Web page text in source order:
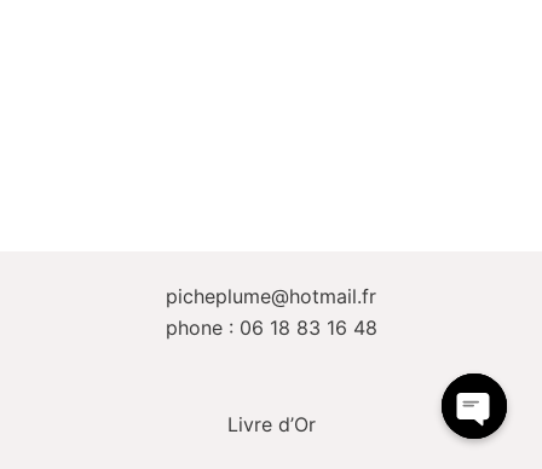
picheplume@hotmail.fr
phone : 06 18 83 16 48
Livre d’Or